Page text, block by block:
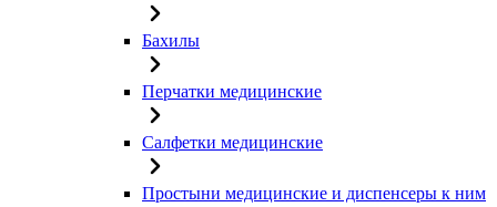
Бахилы
Перчатки медицинские
Салфетки медицинские
Простыни медицинские и диспенсеры к ним